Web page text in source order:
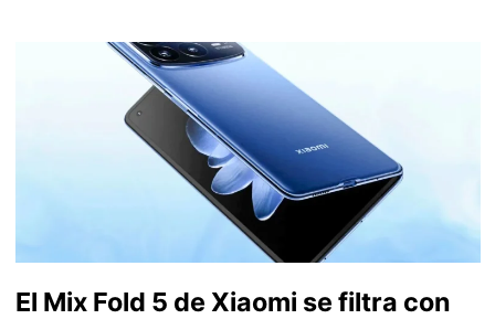
El Mix Fold 5 de Xiaomi se filtra con